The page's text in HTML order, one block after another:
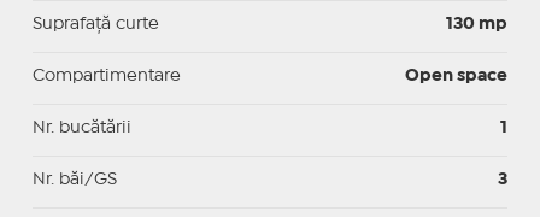
Suprafaţă curte 130 mp
Compartimentare Open space
Nr. bucătării 1
Nr. băi/GS 3